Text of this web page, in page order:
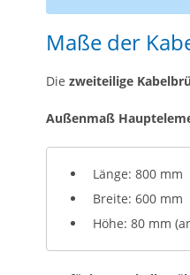
Maße der
Die zweiteilige
Außenmaß
Länge: 800 mm
Breite: 600 mm
Höhe: 80 mm